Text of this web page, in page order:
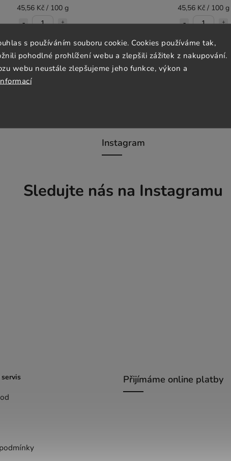
s používáním souboru cookie. Cookies používáme tak,
pohodlné prohlížení webu a zlepšili zážitek z nakupování.
webu neustále zlepšujeme jeho funkce, výkon a
45,56 Kč / 100 g
Do košíku
45,56 Kč / 100 g
Do košíku
Instagram
Sledujte nás na Instagramu
Přijímáme online platby